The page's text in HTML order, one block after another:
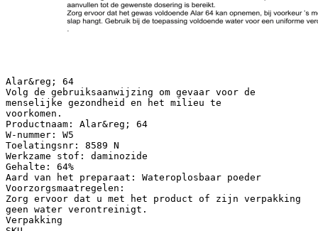
Alar&reg; 64
Volg de gebruiksaanwijzing om gevaar voor de
menselijke gezondheid en het milieu te
voorkomen.
Productnaam: Alar&reg; 64
W-nummer: W5
Toelatingsnr: 8589 N
Werkzame stof: daminozide
Gehalte: 64%
Aard van het preparaat: Wateroplosbaar poeder
Voorzorgsmaatregelen:
Zorg ervoor dat u met het product of zijn verpakking
geen water verontreinigt.
Verpakking